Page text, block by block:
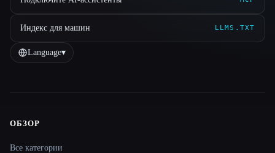
Индекс для машин LLMS.TXT
Language▾
Site navigation
ОБЗОР
Все категории